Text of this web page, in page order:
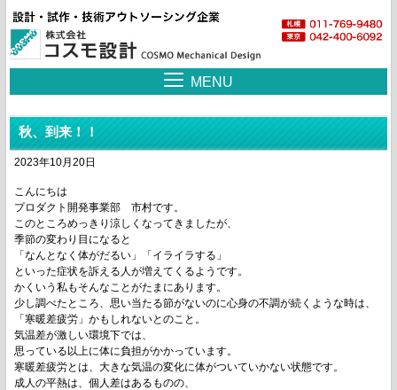
MENU
秋、到来！！
2023年10月20日
こんにちは
プロダクト開発事業部 市村です。
このところめっきり涼しくなってきましたが、
季節の変わり目になると
「なんとなく体がだるい」「イライラする」
といった症状を訴える人が増えてくるようです。
かくいう私もそんなことがたまにあります。
少し調べたところ、思い当たる節がないのに心身の不調が続くような時は、
「寒暖差疲労」かもしれないとのこと。
気温差が激しい環境下では、
思っている以上に体に負担がかかっています。
寒暖差疲労とは、大きな気温の変化に体がついていかない状態です。
成人の平熱は、個人差はあるものの、